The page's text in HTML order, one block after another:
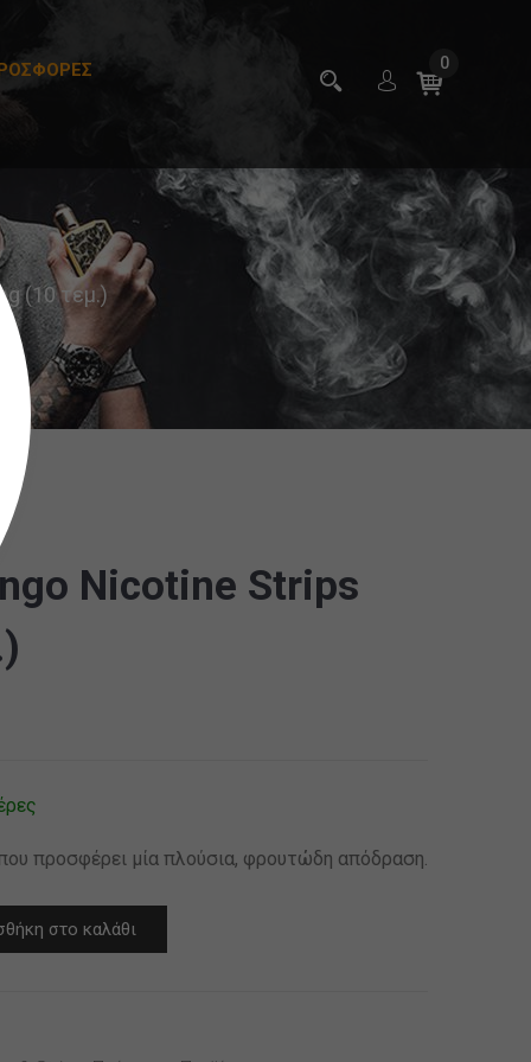
0
(10 τεμ.)
Nicotine Strips
προσφέρει μία πλούσια, φρουτώδη απόδραση.
στο καλάθι